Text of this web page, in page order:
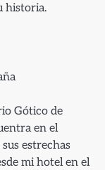
historia.
Gótico de
en el
estrechas
mi hotel en el